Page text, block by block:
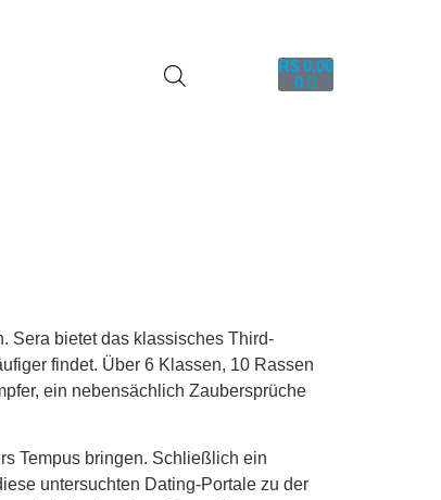
R$ 0,00
0
Sera bietet das klassisches Third-
findet. Über 6 Klassen, 10 Rassen
ein nebensächlich Zaubersprüche
Tempus bringen. Schließlich ein
untersuchten Dating-Portale zu der